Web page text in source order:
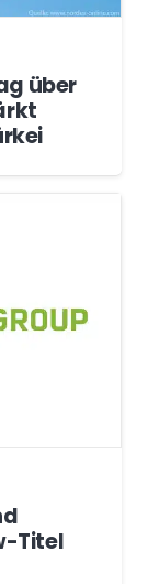
über
Titel